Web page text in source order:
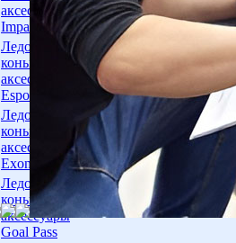
аксессуары
Impala
Ледовые
коньки и
аксессуары
Espo
Ледовые
коньки и
аксессуары
Exon
Ледовые
коньки и
аксессуары
Goal Pass